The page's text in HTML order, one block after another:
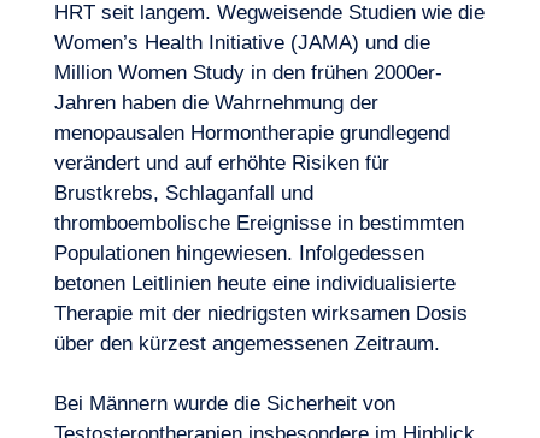
HRT seit langem. Wegweisende Studien wie die
Women’s Health Initiative (JAMA) und die
Million Women Study in den frühen 2000er-
Jahren haben die Wahrnehmung der
menopausalen Hormontherapie grundlegend
verändert und auf erhöhte Risiken für
Brustkrebs, Schlaganfall und
thromboembolische Ereignisse in bestimmten
Populationen hingewiesen. Infolgedessen
betonen Leitlinien heute eine individualisierte
Therapie mit der niedrigsten wirksamen Dosis
über den kürzest angemessenen Zeitraum.
Bei Männern wurde die Sicherheit von